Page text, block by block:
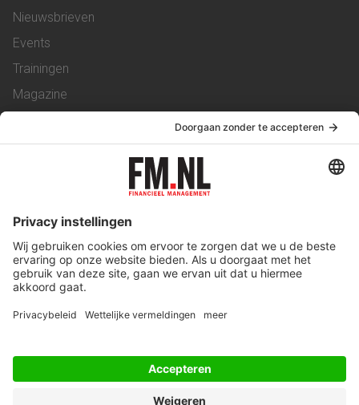
Nieuwsbrieven
Events
Trainingen
Magazine
Service & Contact
Werken bij ons
Privacy Statement
Algemene Voorwaarden